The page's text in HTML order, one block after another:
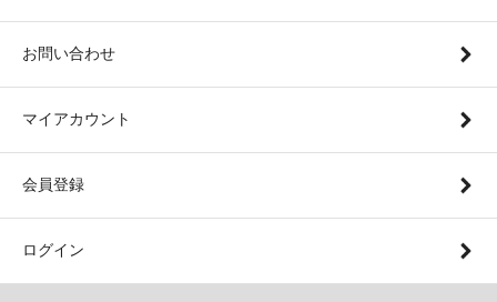
お問い合わせ
マイアカウント
会員登録
ログイン